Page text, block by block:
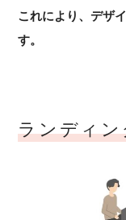
これにより、デザ
す。
ランディ